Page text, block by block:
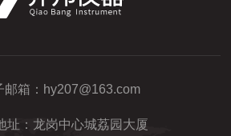
邮箱： hy207@163.com
址：龙岗中心城荔园大厦